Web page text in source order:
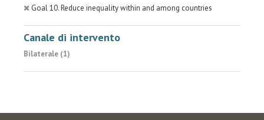
Goal 10. Reduce inequality within and among countries
Canale di intervento
Bilaterale (1)